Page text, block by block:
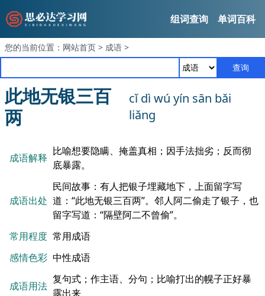
组词查询 单词百科
您的当前位置： 网站首页 > 成语 >
查询
此地无银三百
两
cǐ dì wú yín sān bǎi
liǎng
成语解释
比喻想要隐瞒、掩盖真相；因手法拙劣；反而彻
底暴露。
成语出处
民间故事：有人把银子埋藏地下，上面留字写
道：“此地无银三百两”。邻人阿二偷走了银子，也
留字写道：“隔壁阿二不曾偷”。
常用程度 常用成语
感情色彩 中性成语
成语用法
复句式；作主语、分句；比喻打出的幌子正好暴
露出来